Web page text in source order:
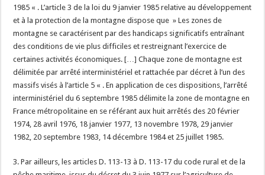
1985 « . L’article 3 de la loi du 9 janvier 1985 relative au développement
et à la protection de la montagne dispose que » Les zones de
montagne se caractérisent par des handicaps significatifs entraînant
des conditions de vie plus difficiles et restreignant l’exercice de
certaines activités économiques. […] Chaque zone de montagne est
délimitée par arrêté interministériel et rattachée par décret à l’un des
massifs visés à l’article 5 « . En application de ces dispositions, l’arrêté
interministériel du 6 septembre 1985 délimite la zone de montagne en
France métropolitaine en se référant aux huit arrêtés des 20 février
1974, 28 avril 1976, 18 janvier 1977, 13 novembre 1978, 29 janvier
1982, 20 septembre 1983, 14 décembre 1984 et 25 juillet 1985.
3. Par ailleurs, les articles D. 113-13 à D. 113-17 du code rural et de la